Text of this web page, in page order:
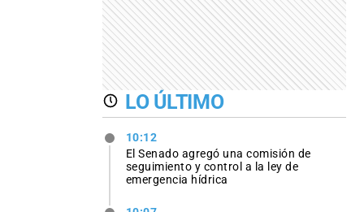
LO ÚLTIMO
10:12
El Senado agregó una comisión de
seguimiento y control a la ley de
emergencia hídrica